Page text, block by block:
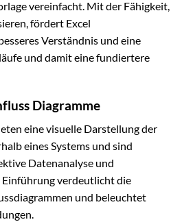
vereinfacht. Mit der Fähigkeit,
fördert Excel
Verständnis und eine
und damit eine fundiertere
Diagramme
eine visuelle Darstellung der
eines Systems und sind
Datenanalyse und
Einführung verdeutlicht die
und beleuchtet